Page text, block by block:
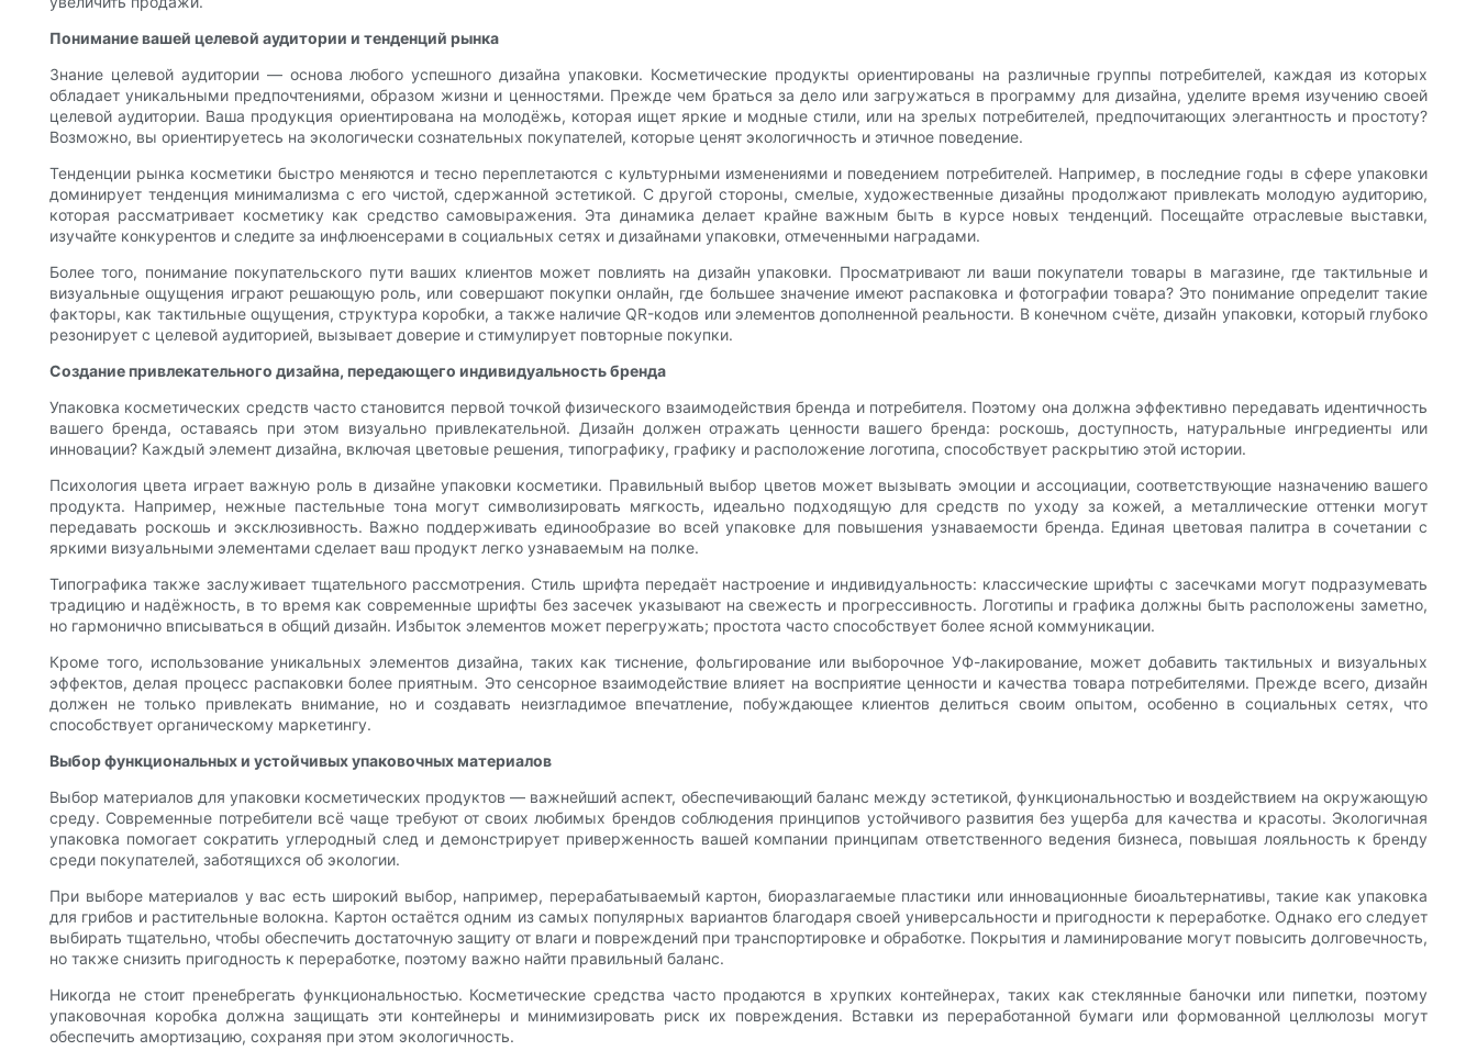
Понимание вашей целевой аудитории и тенденций рынка
Знание целевой аудитории — основа любого успешного дизайна упаковки. Косметические продукты ориентированы на различные группы потребителей, каждая из которых
обладает уникальными предпочтениями, образом жизни и ценностями. Прежде чем браться за дело или загружаться в программу для дизайна, уделите время изучению своей
целевой аудитории. Ваша продукция ориентирована на молодёжь, которая ищет яркие и модные стили, или на зрелых потребителей, предпочитающих элегантность и простоту?
Возможно, вы ориентируетесь на экологически сознательных покупателей, которые ценят экологичность и этичное поведение.
Тенденции рынка косметики быстро меняются и тесно переплетаются с культурными изменениями и поведением потребителей. Например, в последние годы в сфере упаковки
доминирует тенденция минимализма с его чистой, сдержанной эстетикой. С другой стороны, смелые, художественные дизайны продолжают привлекать молодую аудиторию,
которая рассматривает косметику как средство самовыражения. Эта динамика делает крайне важным быть в курсе новых тенденций. Посещайте отраслевые выставки,
изучайте конкурентов и следите за инфлюенсерами в социальных сетях и дизайнами упаковки, отмеченными наградами.
Более того, понимание покупательского пути ваших клиентов может повлиять на дизайн упаковки. Просматривают ли ваши покупатели товары в магазине, где тактильные и
визуальные ощущения играют решающую роль, или совершают покупки онлайн, где большее значение имеют распаковка и фотографии товара? Это понимание определит такие
факторы, как тактильные ощущения, структура коробки, а также наличие QR-кодов или элементов дополненной реальности. В конечном счёте, дизайн упаковки, который глубоко
резонирует с целевой аудиторией, вызывает доверие и стимулирует повторные покупки.
Создание привлекательного дизайна, передающего индивидуальность бренда
Упаковка косметических средств часто становится первой точкой физического взаимодействия бренда и потребителя. Поэтому она должна эффективно передавать идентичность
вашего бренда, оставаясь при этом визуально привлекательной. Дизайн должен отражать ценности вашего бренда: роскошь, доступность, натуральные ингредиенты или
инновации? Каждый элемент дизайна, включая цветовые решения, типографику, графику и расположение логотипа, способствует раскрытию этой истории.
Психология цвета играет важную роль в дизайне упаковки косметики. Правильный выбор цветов может вызывать эмоции и ассоциации, соответствующие назначению вашего
продукта. Например, нежные пастельные тона могут символизировать мягкость, идеально подходящую для средств по уходу за кожей, а металлические оттенки могут
передавать роскошь и эксклюзивность. Важно поддерживать единообразие во всей упаковке для повышения узнаваемости бренда. Единая цветовая палитра в сочетании с
яркими визуальными элементами сделает ваш продукт легко узнаваемым на полке.
Типографика также заслуживает тщательного рассмотрения. Стиль шрифта передаёт настроение и индивидуальность: классические шрифты с засечками могут подразумевать
традицию и надёжность, в то время как современные шрифты без засечек указывают на свежесть и прогрессивность. Логотипы и графика должны быть расположены заметно,
но гармонично вписываться в общий дизайн. Избыток элементов может перегружать; простота часто способствует более ясной коммуникации.
Кроме того, использование уникальных элементов дизайна, таких как тиснение, фольгирование или выборочное УФ-лакирование, может добавить тактильных и визуальных
эффектов, делая процесс распаковки более приятным. Это сенсорное взаимодействие влияет на восприятие ценности и качества товара потребителями. Прежде всего, дизайн
должен не только привлекать внимание, но и создавать неизгладимое впечатление, побуждающее клиентов делиться своим опытом, особенно в социальных сетях, что
способствует органическому маркетингу.
Выбор функциональных и устойчивых упаковочных материалов
Выбор материалов для упаковки косметических продуктов — важнейший аспект, обеспечивающий баланс между эстетикой, функциональностью и воздействием на окружающую
среду. Современные потребители всё чаще требуют от своих любимых брендов соблюдения принципов устойчивого развития без ущерба для качества и красоты. Экологичная
упаковка помогает сократить углеродный след и демонстрирует приверженность вашей компании принципам ответственного ведения бизнеса, повышая лояльность к бренду
среди покупателей, заботящихся об экологии.
При выборе материалов у вас есть широкий выбор, например, перерабатываемый картон, биоразлагаемые пластики или инновационные биоальтернативы, такие как упаковка
для грибов и растительные волокна. Картон остаётся одним из самых популярных вариантов благодаря своей универсальности и пригодности к переработке. Однако его следует
выбирать тщательно, чтобы обеспечить достаточную защиту от влаги и повреждений при транспортировке и обработке. Покрытия и ламинирование могут повысить долговечность,
но также снизить пригодность к переработке, поэтому важно найти правильный баланс.
Никогда не стоит пренебрегать функциональностью. Косметические средства часто продаются в хрупких контейнерах, таких как стеклянные баночки или пипетки, поэтому
упаковочная коробка должна защищать эти контейнеры и минимизировать риск их повреждения. Вставки из переработанной бумаги или формованной целлюлозы могут
обеспечить амортизацию, сохраняя при этом экологичность.